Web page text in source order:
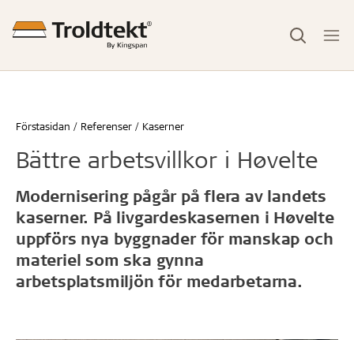
Förstasidan Referenser Kaserner
Bättre arbetsvillkor i Høvelte
Modernisering pågår på flera av landets
kaserner. På livgardeskasernen i Høvelte
uppförs nya byggnader för manskap och
materiel som ska gynna
arbetsplatsmiljön för medarbetarna.